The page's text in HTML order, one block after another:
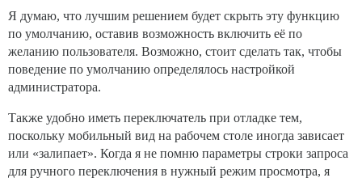
Я думаю, что лучшим решением будет скрыть эту функцию
по умолчанию, оставив возможность включить её по
желанию пользователя. Возможно, стоит сделать так, чтобы
поведение по умолчанию определялось настройкой
администратора.
Также удобно иметь переключатель при отладке тем,
поскольку мобильный вид на рабочем столе иногда зависает
или «залипает». Когда я не помню параметры строки запроса
для ручного переключения в нужный режим просмотра, я